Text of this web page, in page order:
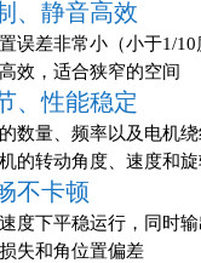
、静音高效
误差非常小（小于1/
效，适合狭窄的空间
、性能稳定
数量、频率以及电机
的转动角度、速度和旋
不卡顿
度下平稳运行，同时
失和角位置偏差